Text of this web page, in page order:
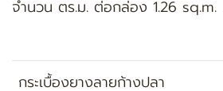
จำนวน ตร.ม. ต่อกล่อง 1.26
กระเบื้องยางลายก้างปลา